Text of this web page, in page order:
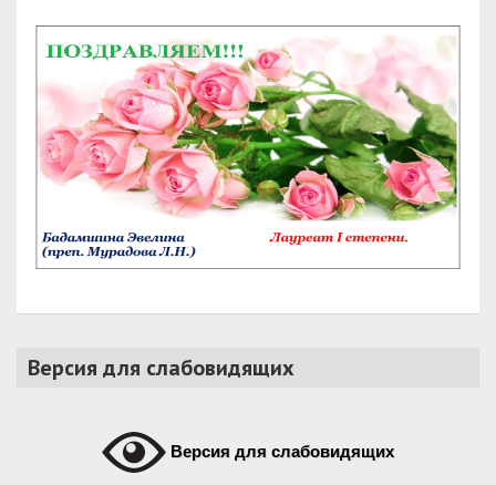
Версия для слабовидящих
Версия для слабовидящих